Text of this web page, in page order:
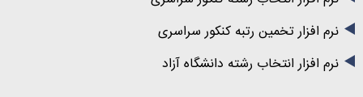
نرم افزار تخمین رتبه کنکور سراسری
نرم افزار انتخاب رشته دانشگاه آزاد